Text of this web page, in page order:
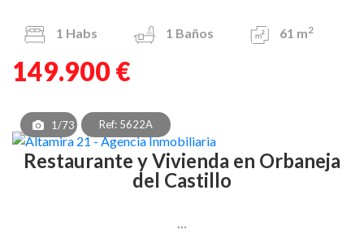
1 Habs 1 Baños 61 m2
149.900 €
1/73 Ref: 5622A
Restaurante y Vivienda en Orbaneja
del Castillo
...